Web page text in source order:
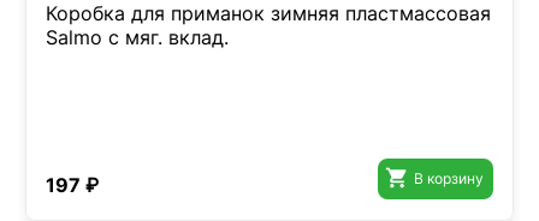
Коробка для приманок зимняя пластмассовая
Salmo с мяг. вклад.
197 ₽  В корзину